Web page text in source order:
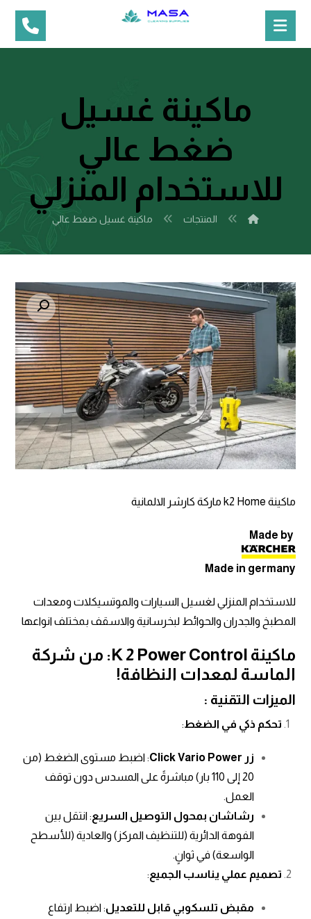
ماكينة غسيل
ضغط عالي
للاستخدام المنزلي
المنتجات ماكينة غسيل ضغط عالي
تكبير الصورة
ماكينة k2 Home ماركة كارشر الالمانية
Made in germany
للاستخدام المنزلي لغسيل السيارات والموتسيكلات ومعدات
المطبخ والجدران والحوائط لبخرسانية والاسقف بمختلف انواعها
ماكينة K 2 Power Control: من شركة
الماسة لمعدات النظافة!
الميزات التقنية :
تحكم ذكي في الضغط:
زر Click Vario Power
: اضبط مستوى الضغط (من
20 إلى 110 بار) مباشرةً على المسدس دون توقف
العمل.
رشاشان بمحول التوصيل السريع: انتقل بين
الفوهة الدائرية (للتنظيف المركز) والعادية (للأسطح
الواسعة) في ثوانٍ.
تصميم عملي يناسب الجميع:
مقبض تلسكوبي قابل للتعديل: اضبط ارتفاع